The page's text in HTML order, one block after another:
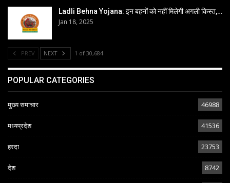
Ladli Behna Yojana: इन बहनों को नहीं मिलेगी अगली किस्त,…
Jan 18, 2025
PREV NEXT 1 of 30,684
POPULAR CATEGORIES
मुख्य समाचार 46988
मध्यप्रदेश 41536
हरदा 23753
देश 8742